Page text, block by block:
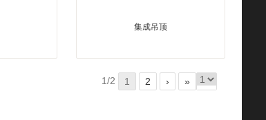
集成吊顶
1/2 1 2 › »